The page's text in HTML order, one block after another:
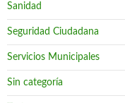
Sanidad
Seguridad Ciudadana
Servicios Municipales
Sin categoría